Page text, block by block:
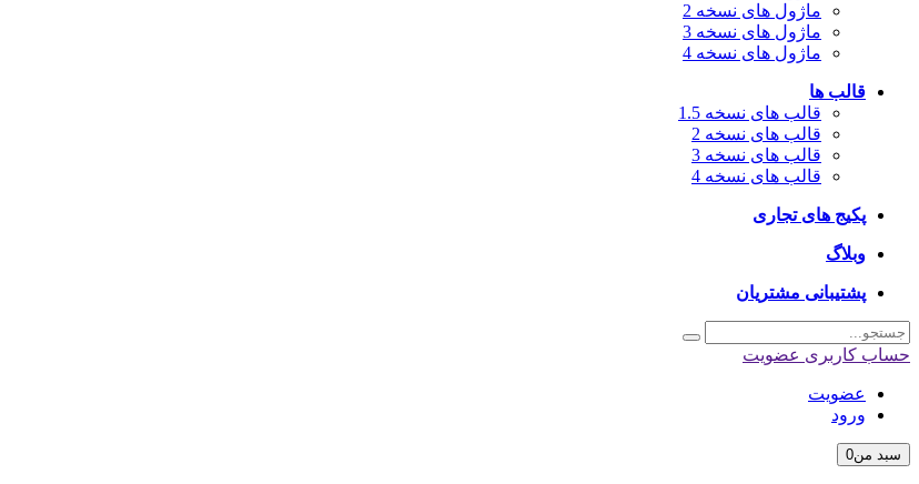
ماژول های نسخه 2
ماژول های نسخه 3
ماژول های نسخه 4
قالب ها
قالب های نسخه 1.5
قالب های نسخه 2
قالب های نسخه 3
قالب های نسخه 4
پکیج های تجاری
وبلاگ
پشتیبانی مشتریان
حساب کاربری عضویت
عضویت
ورود
سبد من0